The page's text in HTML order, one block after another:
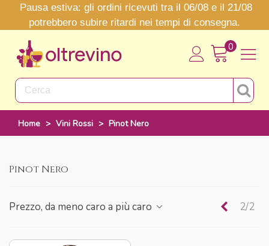
Pausa estiva: gli ordini ricevuti tra il 06/08 e il 21/08
potrebbero subire ritardi nei tempi di consegna.
0
Home > Vini Rossi > Pinot Nero
Pinot Nero
Prezzo, da meno caro a più caro 2/2